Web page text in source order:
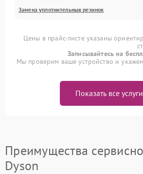
Замена уплотнительных резинок
Цены в прайс-листе указаны
Записывайтесь на
Мы проверим ваше устройство и
Показать все услуги
Преимущества
Dyson